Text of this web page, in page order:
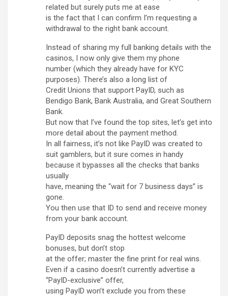
related but surely puts me at ease
is the fact that I can confirm I’m requesting a
withdrawal to the right bank account.
Instead of sharing my full banking details with the
casinos, I now only give them my phone
number (which they already have for KYC
purposes). There’s also a long list of
Credit Unions that support PayID, such as
Bendigo Bank, Bank Australia, and Great Southern
Bank.
But now that I’ve found the top sites, let’s get into
more detail about the payment method.
In all fairness, it’s not like PayID was created to
suit gamblers, but it sure comes in handy
because it bypasses all the checks that banks
usually
have, meaning the “wait for 7 business days” is
gone.
You then use that ID to send and receive money
from your bank account.
PayID deposits snag the hottest welcome
bonuses, but don’t stop
at the offer; master the fine print for real wins.
Even if a casino doesn’t currently advertise a
“PayID-exclusive” offer,
using PayID won’t exclude you from these